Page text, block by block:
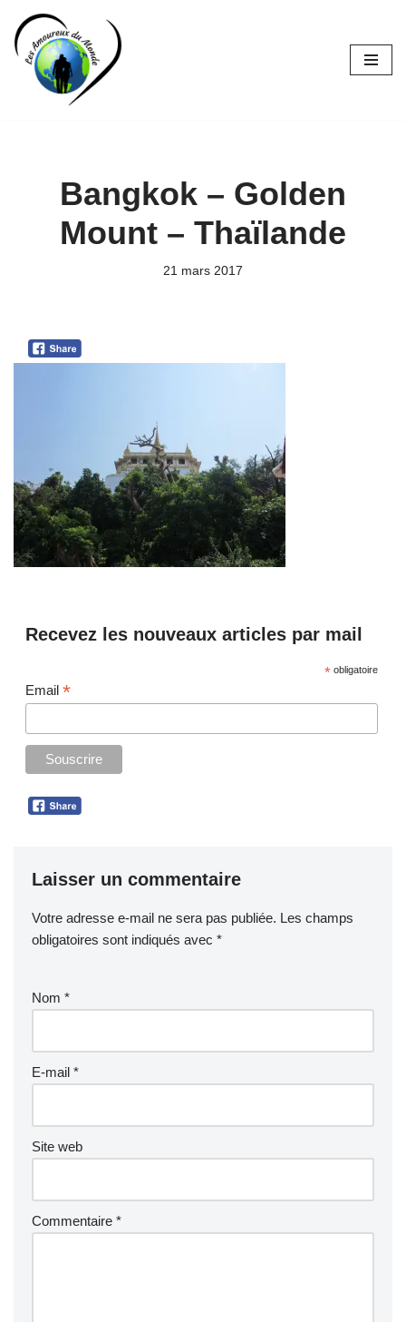
Aller
contenu
Bangkok – Golden
Mount – Thaïlande
21 mars 2017
Recevez les nouveaux articles par mail
*obligatoire
Email *
Laisser un commentaire
Votre adresse e-mail ne sera pas publiée. Les champs
obligatoires sont indiqués avec *
Nom *
E-mail *
Site web
Commentaire *